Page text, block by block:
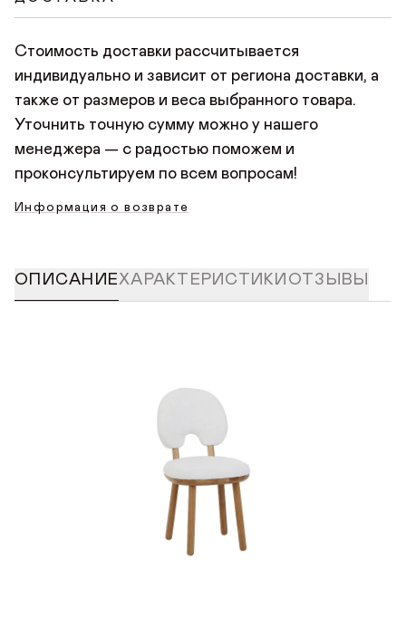
нажать «Оплатить заказ», произойдет переход на
безопасную страницу оплаты, где нужно указать
картой Мир, Visa или Mastercard.
Стоимость доставки рассчитывается
индивидуально и зависит от региона доставки, а
также от размеров и веса выбранного товара.
Уточнить точную сумму можно у нашего
менеджера — с радостью поможем и
проконсультируем по всем вопросам!
Информация о возврате
ОПИСАНИЕХАРАКТЕРИСТИКИ ОТЗЫВЫ